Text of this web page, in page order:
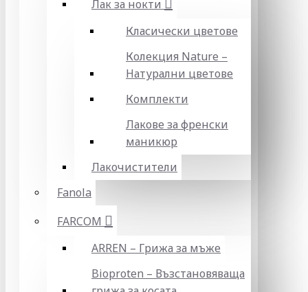
Лак за нокти
Класически цветове
Колекция Nature –
Натурални цветове
Комплекти
Лакове за френски
маникюр
Лакочистители
Fanola
FARCOM
ARREN – Грижа за мъже
Bioproten – Възстановяваща